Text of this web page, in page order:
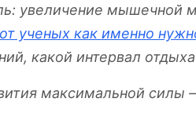
увеличение мышечной
ученых как именно
какой интервал отдыха
максимальной